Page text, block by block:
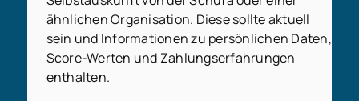
ähnlichen Organisation. Diese sollte aktuell
sein und Informationen zu persönlichen Daten,
Score-Werten und Zahlungserfahrungen
enthalten.